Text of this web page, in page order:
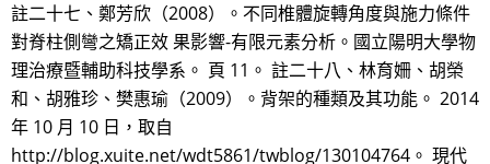
註二十七、鄭芳欣（2008）。不同椎體旋轉角度與施力條件
對脊柱側彎之矯正效 果影響-有限元素分析。國立陽明大學物
理治療暨輔助科技學系。 頁 11。 註二十八、林育姍、胡榮
和、胡雅珍、樊惠瑜（2009）。背架的種類及其功能。 2014
年 10 月 10 日，取自
http://blog.xuite.net/wdt5861/twblog/130104764。 現代